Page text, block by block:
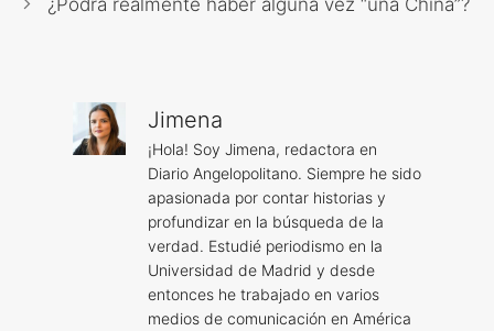
Jimena
¡Hola! Soy Jimena, redactora en
Diario Angelopolitano. Siempre he sido
apasionada por contar historias y
profundizar en la búsqueda de la
verdad. Estudié periodismo en la
Universidad de Madrid y desde
entonces he trabajado en varios
medios de comunicación en América